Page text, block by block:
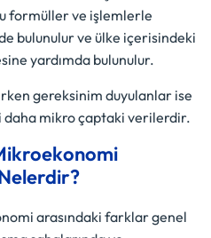
formüller ve işlemlerle
bulunulur ve ülke içerisindeki
yardımda bulunulur.
gereksinim duyulanlar ise
daha mikro çaptaki verilerdir.
arasındaki farklar genel